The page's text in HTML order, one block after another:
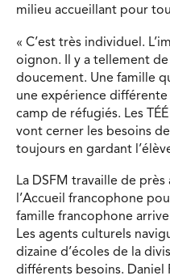
milieu accueillant pour
« C’est très individuel.
oignon. Il y a tellement
doucement. Une famille
une expérience différente
camp de réfugiés. Les
vont cerner les besoins
toujours en gardant
La DSFM travaille de
l’Accueil francophone
famille francophone
Les agents culturels
dizaine d’écoles de la
différents besoins. Daniel